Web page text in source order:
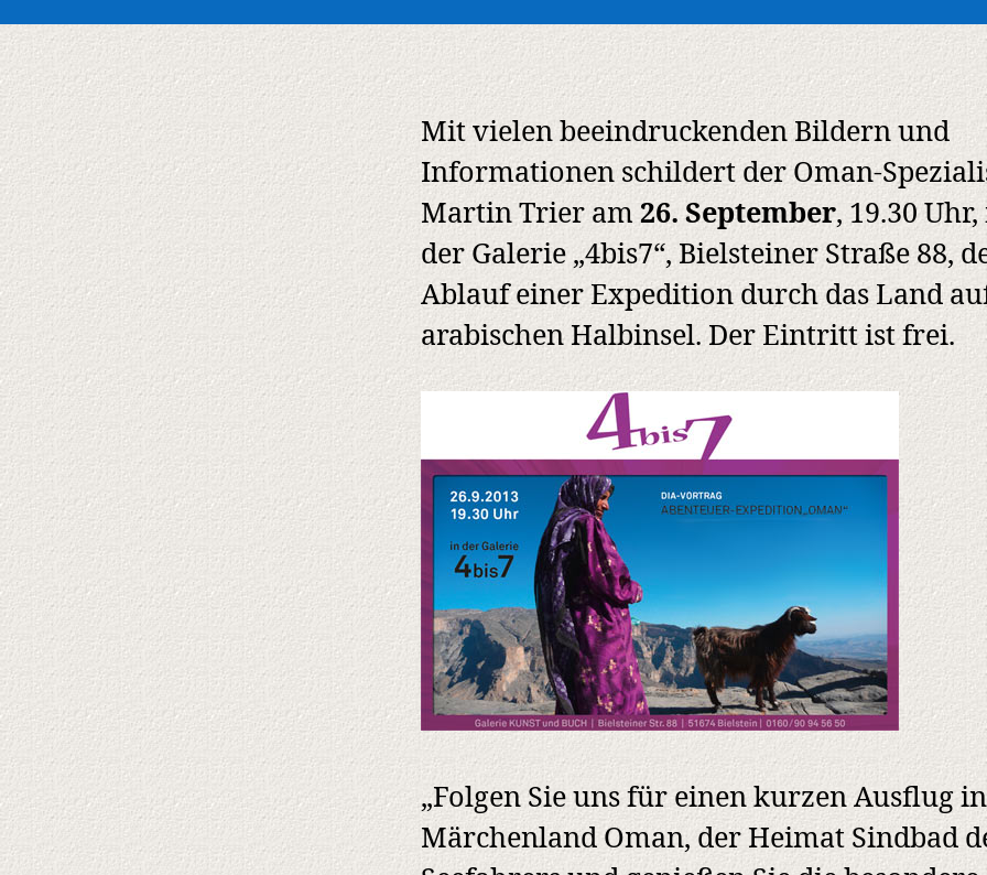
Mit vielen beeindruckenden Bildern und
Informationen schildert der Oman-
Martin Trier am26. September, 19.30
der Galerie „4bis7“, Bielsteiner Straße 88,
Ablauf einer Expedition durch das Land
arabischen Halbinsel. Der Eintritt ist frei.
„Folgen Sie uns für einen kurzen Ausflug
Märchenland Oman, der Heimat Sindbad